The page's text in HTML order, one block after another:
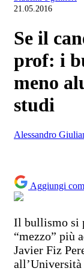
21.05.2016
Se il
prof: i
meno
studi
Alessandro
Aggiungi
Il bullismo si
“mezzo” più
Javier Fiz
all’Università